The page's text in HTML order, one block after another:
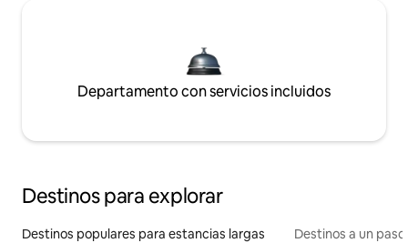
Departamento con servicios incluidos
Destinos para explorar
Destinos populares para estancias largas Destinos a un